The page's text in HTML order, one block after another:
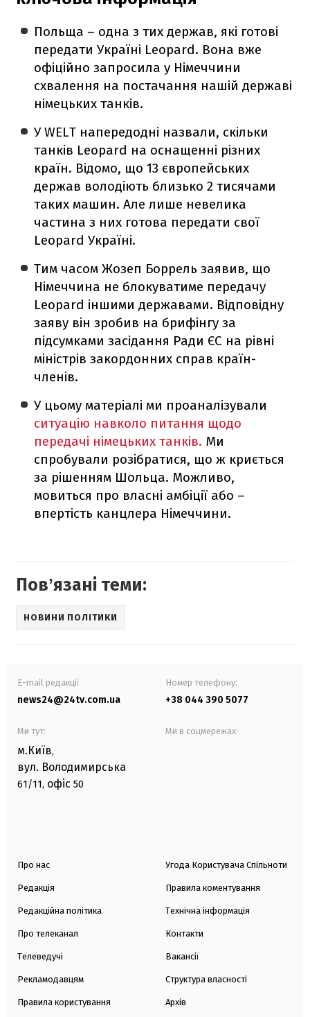
Польща – одна з тих держав, які готові
передати Україні Leopard. Вона вже
офіційно запросила у Німеччини
схвалення на постачання нашій державі
німецьких танків.
У WELT напередодні назвали, скільки
танків Leopard на оснащенні різних
країн. Відомо, що 13 європейських
держав володіють близько 2 тисячами
таких машин. Але лише невелика
частина з них готова передати свої
Leopard Україні.
Тим часом Жозеп Боррель заявив, що
Німеччина не блокуватиме передачу
Leopard іншими державами. Відповідну
заяву він зробив на брифінгу за
підсумками засідання Ради ЄС на рівні
міністрів закордонних справ країн-
членів.
У цьому матеріалі ми проаналізували
ситуацію навколо питання щодо
передачі німецьких танків. Ми
спробували розібратися, що ж криється
за рішенням Шольца. Можливо,
мовиться про власні амбіції або –
впертість канцлера Німеччини.
Повʼязані теми:
НОВИНИ ПОЛІТИКИ
E-mail редакції
news24@24tv.com.ua
Номер телефону:
+38 044 390 5077
Ми тут:
м.Київ,
вул. Володимирська
61/11, офіс 50
Ми в соцмережах:
Про нас
Редакція
Редакційна політика
Про телеканал
Телеведучі
Рекламодавцям
Правила користування
Угода Користувача Спільноти
Правила коментування
Технічна інформація
Контакти
Вакансії
Структура власності
Архів